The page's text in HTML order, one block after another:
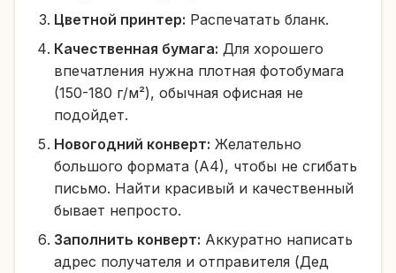
Цветной принтер: Распечатать бланк.
Качественная бумага: Для хорошего
впечатления нужна плотная фотобумага
(150-180 г/м²), обычная офисная не
подойдет.
Новогодний конверт: Желательно
большого формата (А4), чтобы не сгибать
письмо. Найти красивый и качественный
бывает непросто.
Заполнить конверт: Аккуратно написать
адрес получателя и отправителя (Дед